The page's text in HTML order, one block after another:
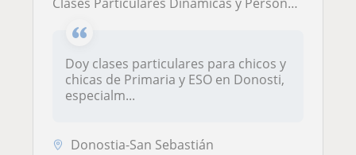
Clases Particulares Dinámicas y Personalizadas para Primaria y ESO, clases deMatemáticas, Biología, Química e Inglés
Doy clases particulares para chicos y
chicas de Primaria y ESO en Donosti,
especialm...
Donostia-San Sebastián